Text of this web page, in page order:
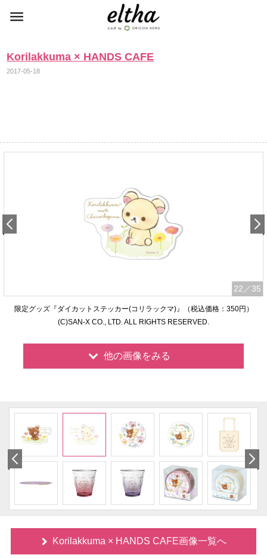
Korilakkuma × HANDS CAFE
2017-05-18
22 ／35
限定グッズ『ダイカットステッカー(コリラックマ)』（税込価格：350円）
(C)SAN-X CO., LTD. ALL RIGHTS RESERVED.
他の画像をみる
Korilakkuma × HANDS CAFE画像一覧へ